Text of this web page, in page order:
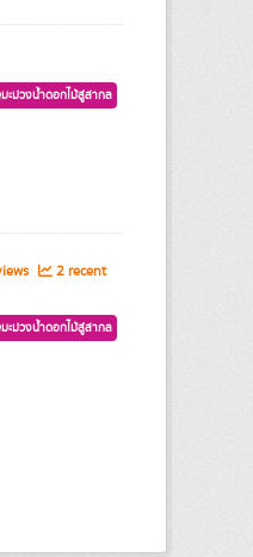
ม่วงน้ำดอกไม้สู่สากล
2 recent
ม่วงน้ำดอกไม้สู่สากล